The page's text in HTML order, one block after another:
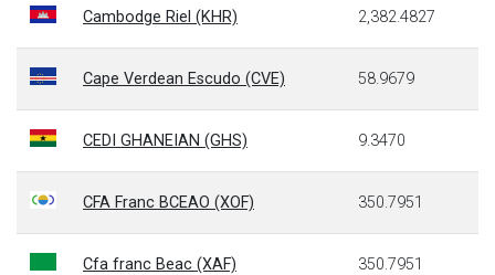
Cambodge Riel (KHR) 2,382.4827
Cape Verdean Escudo (CVE) 58.9679
CEDI GHANEIAN (GHS) 9.3470
CFA Franc BCEAO (XOF) 350.7951
Cfa franc Beac (XAF) 350.7951